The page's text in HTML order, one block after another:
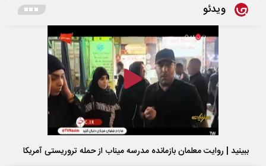
ویدئو
ببینید | روایت معلمان بازمانده مدرسه میناب از حمله تروریستی آمریکا